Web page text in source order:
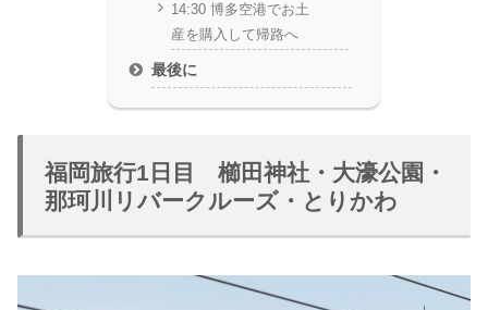
14:30 博多空港でお土
産を購入して帰路へ
最後に
福岡旅行1日目 櫛田神社・大濠公園・
那珂川リバークルーズ・とりかわ